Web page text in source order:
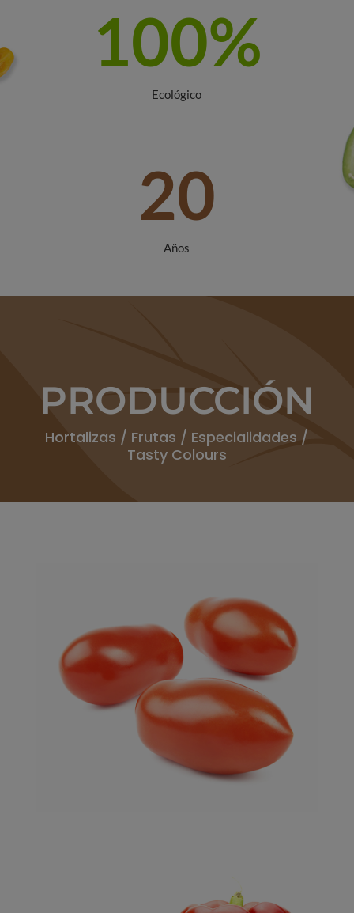
100%
Ecológico
20
Años
PRODUCCIÓN
Hortalizas / Frutas / Especialidades /
Tasty Colours